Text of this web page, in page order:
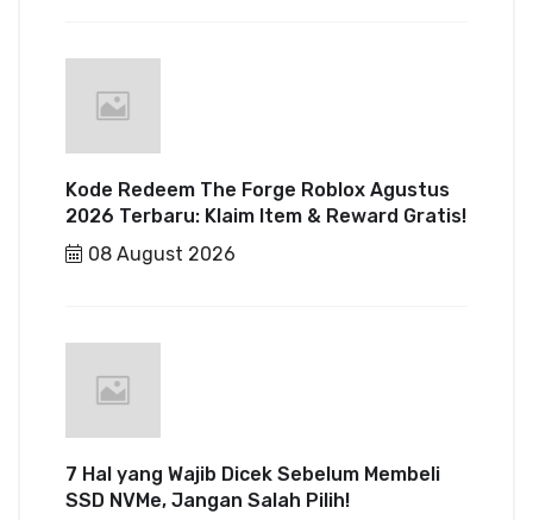
Kode Redeem The Forge Roblox Agustus
2026 Terbaru: Klaim Item & Reward Gratis!
08 August 2026
7 Hal yang Wajib Dicek Sebelum Membeli
SSD NVMe, Jangan Salah Pilih!